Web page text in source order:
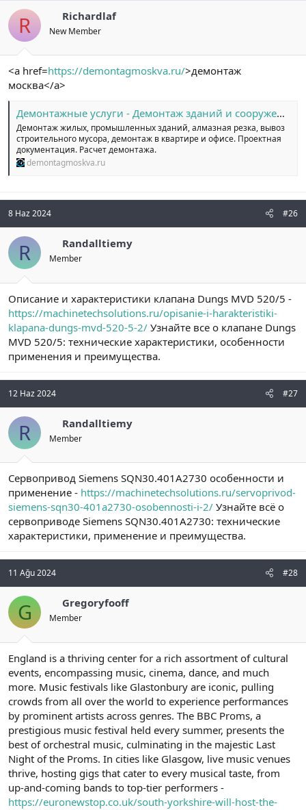
R Richardlaf
New Member
<a href=https://demontagmoskva.ru/>демонтаж
москва</a>
Демонтажные услуги - Демонтаж зданий и сооружений в Москве.
Демонтаж жилых, промышленных зданий, алмазная резка, вывоз
строительного мусора, демонтаж в квартире и офисе. Проектная
документация. Расчет демонтажа.
demontagmoskva.ru
8 Haz 2024 #26
R Randalltiemy
Member
Описание и характеристики клапана Dungs MVD 520/5 -
https://machinetechsolutions.ru/opisanie-i-harakteristiki-
klapana-dungs-mvd-520-5-2/ Узнайте все о клапане Dungs
MVD 520/5: технические характеристики, особенности
применения и преимущества.
12 Haz 2024 #27
R Randalltiemy
Member
Сервопривод Siemens SQN30.401A2730 особенности и
применение - https://machinetechsolutions.ru/servoprivod-
siemens-sqn30-401a2730-osobennosti-i-2/ Узнайте всё о
сервоприводе Siemens SQN30.401A2730: технические
характеристики, применение и преимущества.
11 Ağu 2024 #28
G Gregoryfooff
Member
England is a thriving center for a rich assortment of cultural
events, encompassing music, cinema, dance, and much
more. Music festivals like Glastonbury are iconic, pulling
crowds from all over the world to experience performances
by prominent artists across genres. The BBC Proms, a
prestigious music festival held every summer, presents the
best of orchestral music, culminating in the majestic Last
Night of the Proms. In cities like Glasgow, live music venues
thrive, hosting gigs that cater to every musical taste, from
up-and-coming bands to top-tier performers -
https://euronewstop.co.uk/south-yorkshire-will-host-the-